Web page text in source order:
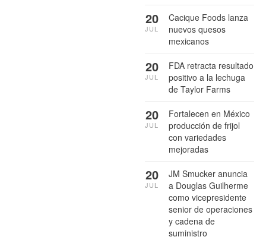
Cacique Foods lanza
nuevos quesos
mexicanos
20
JUL
FDA retracta resultado
positivo a la lechuga
de Taylor Farms
20
JUL
Fortalecen en México
producción de frijol
con variedades
mejoradas
20
JUL
JM Smucker anuncia
a Douglas Guilherme
como vicepresidente
senior de operaciones
y cadena de
suministro
20
JUL